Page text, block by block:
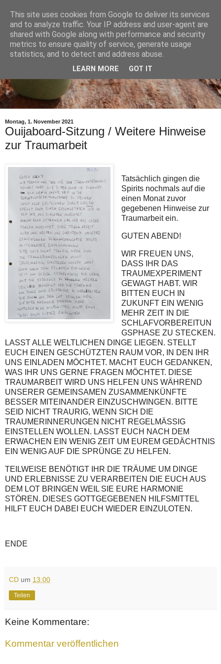
Montag, 1. November 2021
Ouijaboard-Sitzung / Weitere Hinweise
zur Traumarbeit
Tatsächlich gingen die
Spirits nochmals auf die
einen Monat zuvor
gegebenen Hinweise zur
Traumarbeit ein.
GUTEN ABEND!
WIR FREUEN UNS,
DASS IHR DAS
TRAUMEXPERIMENT
GEWAGT HABT. WIR
BITTEN EUCH IN
ZUKUNFT EIN WENIG
MEHR ZEIT IN DIE
SCHLAFVORBEREITUN
GSPHASE ZU STECKEN.
LASST ALLE WELTLICHEN DINGE LIEGEN. STELLT
EUCH EINEN GESCHÜTZTEN RAUM VOR, IN DEN IHR
UNS EINLADEN MÖCHTET. MACHT EUCH GEDANKEN,
WAS IHR UNS GERNE FRAGEN MÖCHTET. DIESE
TRAUMARBEIT WIRD UNS HELFEN UNS WÄHREND
UNSERER GEMEINSAMEN ZUSAMMENKÜNFTE
BESSER MITEINANDER EINZUSCHWINGEN. BITTE
SEID NICHT TRAURIG, WENN SICH DIE
TRAUMERINNERUNGEN NICHT REGELMÄSSIG
EINSTELLEN WOLLEN. LASST EUCH NACH DEM
ERWACHEN EIN WENIG ZEIT UM EUREM GEDÄCHTNIS
EIN WENIG AUF DIE SPRÜNGE ZU HELFEN.
TEILWEISE BENÖTIGT IHR DIE TRÄUME UM DINGE
UND ERLEBNISSE ZU VERARBEITEN DIE EUCH AUS
DEM LOT BRINGEN WEIL SIE EURE HARMONIE
STÖREN. DIESES GOTTGEGEBENEN HILFSMITTEL
HILFT EUCH DABEI EUCH WIEDER EINZULOTEN.
ENDE
CD um 13:00
Teilen
Keine Kommentare:
Kommentar veröffentlichen
This site uses cookies from Google to deliver its services
and to analyze traffic. Your IP address and user-agent are
shared with Google along with performance and security
metrics to ensure quality of service, generate usage
statistics, and to detect and address abuse.
LEARN MORE GOT IT